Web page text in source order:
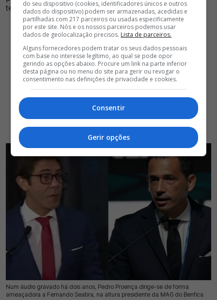
temas mais sensíveis do futebol nacional
Num áudio gravado há dois anos, Pedro Proença dirige-se de forma
ameaçadora a Fernando Seabra, na altura presidente da MAG do Benfica
28 Jul 2026 | 16:59 | 0
do seu dispositivo (cookies, identificadores únicos e outros
dados do dispositivo) podem ser armazenadas, acedidas e
partilhadas com 217 parceiros ou usadas especificamente
por este site. Nós e os nossos parceiros podemos usar
dados de geolocalização precisos. Lista de parceiros.
Alguns fornecedores podem tratar os seus dados pessoais
com base no interesse legítimo, ao qual se pode opor
gerindo as opções abaixo. Procure um link na parte inferior
desta página ou no menu do site para gerir ou revogar o
consentimento nas definições de privacidade e cookies.
Consentir
Gerir opções